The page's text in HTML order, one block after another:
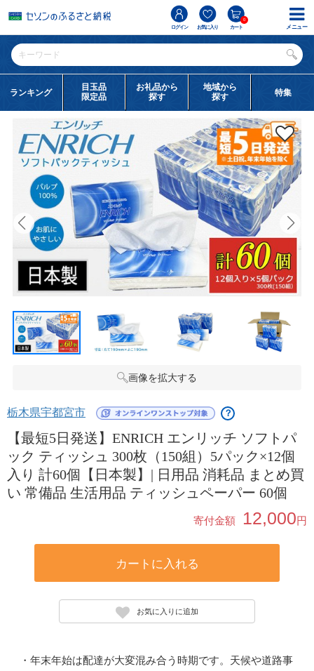
ログイン お気に入り カート
0
ランキング
目玉品
限定品
お礼品から
探す
地域から
探す
特集
画像を拡大する
栃木県宇都宮市 ？
【最短5日発送】ENRICH エンリッチ ソフトパ
ック ティッシュ 300枚（150組）5パック×12個
入り 計60個【日本製】| 日用品 消耗品 まとめ買
い 常備品 生活用品 ティッシュペーパー 60個
寄付金額 12,000円
カートに入れる
お気に入りに追加
・年末年始は配達が大変混み合う時期です。天候や道路事
メニュー